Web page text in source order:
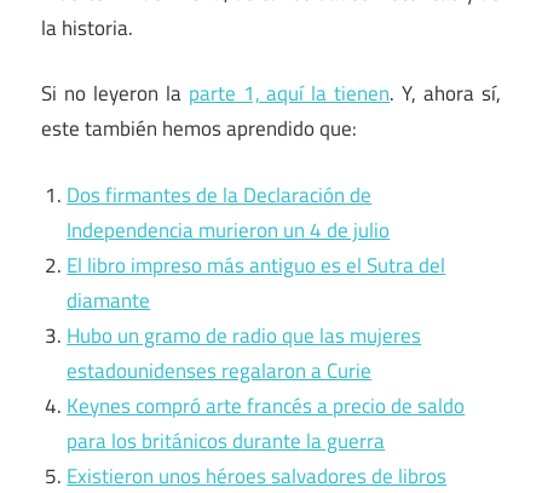
la historia.
Si no leyeron la parte 1, aquí la tienen. Y, ahora sí,
este también hemos aprendido que:
Dos firmantes de la Declaración de
Independencia murieron un 4 de julio
El libro impreso más antiguo es el Sutra del
diamante
Hubo un gramo de radio que las mujeres
estadounidenses regalaron a Curie
Keynes compró arte francés a precio de saldo
para los británicos durante la guerra
Existieron unos héroes salvadores de libros